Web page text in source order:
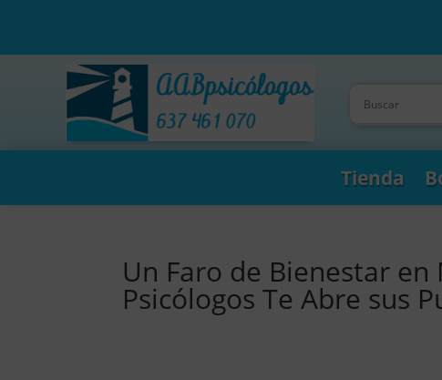
Tienda
Un Faro de Bienestar
Psicólogos Te Abre sus